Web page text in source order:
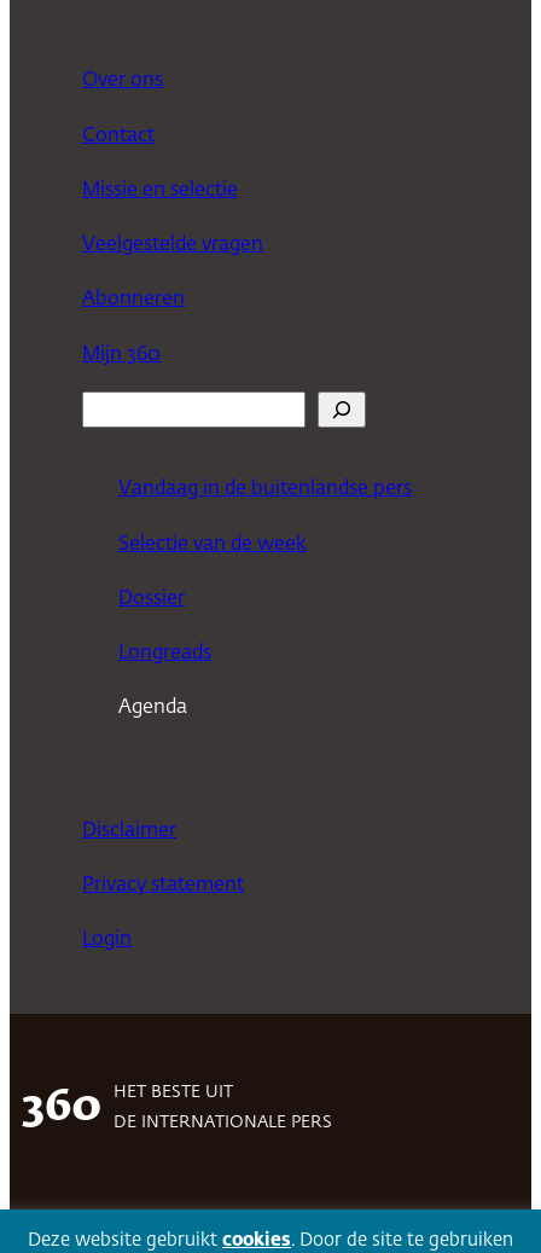
Over ons
Contact
Missie en selectie
Veelgestelde vragen
Abonneren
Mijn 360
Vandaag in de buitenlandse pers
Selectie van de week
Dossier
Longreads
Agenda
Disclaimer
Privacy statement
Login
360
HET BESTE UIT
DE INTERNATIONALE PERS
Volg 360Facebook LinkedIn Twitter
Deze website gebruikt cookies. Door de site te gebruiken